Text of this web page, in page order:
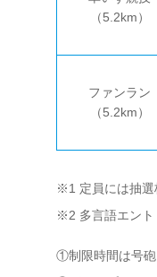
（5.2km）
ファンラン
（5.2km）
※1 定員には抽選
※2 多言語エント
①制限時間は号